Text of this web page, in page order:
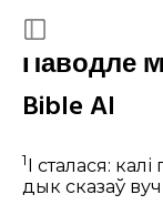
Паводле
Bible AI
1І сталася:
дык сказаў